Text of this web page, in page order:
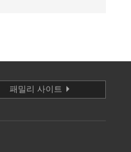
패밀리 사이트